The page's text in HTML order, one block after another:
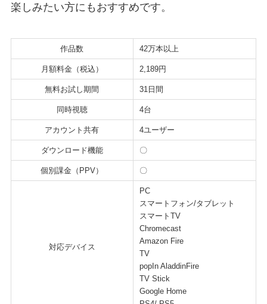
楽しみたい方にもおすすめです。
作品数 42万本以上
月額料金（税込） 2,189円
無料お試し期間 31日間
同時視聴 4台
アカウント共有 4ユーザー
ダウンロード機能 〇
個別課金（PPV） 〇
対応デバイス
PC
スマートフォン/タブレット
スマートTV
Chromecast
Amazon Fire
TV
popIn AladdinFire
TV Stick
Google Home